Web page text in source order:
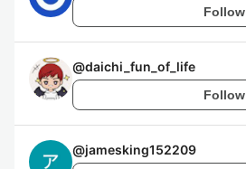
Follow
@daichi_fun_of_life
Follow
@jamesking152209